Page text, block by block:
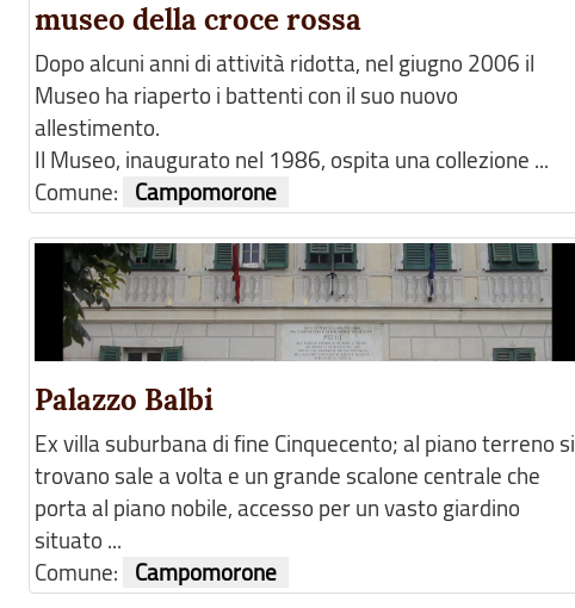
museo della croce rossa
Dopo alcuni anni di attività ridotta, nel giugno 2006 il
Museo ha riaperto i battenti con il suo nuovo
allestimento.
Il Museo, inaugurato nel 1986, ospita una collezione ...
Comune:
Campomorone
Palazzo Balbi
Ex villa suburbana di fine Cinquecento; al piano terreno si
trovano sale a volta e un grande scalone centrale che
porta al piano nobile, accesso per un vasto giardino
situato ...
Comune:
Campomorone